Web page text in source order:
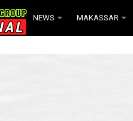
NEWS MAKASSAR